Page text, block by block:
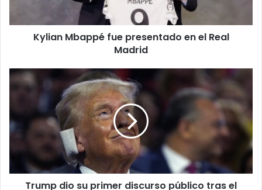
Kylian Mbappé fue presentado en el Real
Madrid
Trump dio su primer discurso público tras el